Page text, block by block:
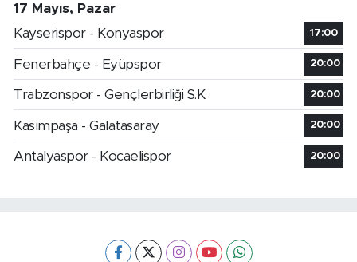
17 Mayıs, Pazar
Kayserispor - Konyaspor
17:00
Fenerbahçe - Eyüpspor 20:00
Trabzonspor - Gençlerbirliği S.K. 20:00
Kasımpaşa - Galatasaray 20:00
Antalyaspor - Kocaelispor 20:00